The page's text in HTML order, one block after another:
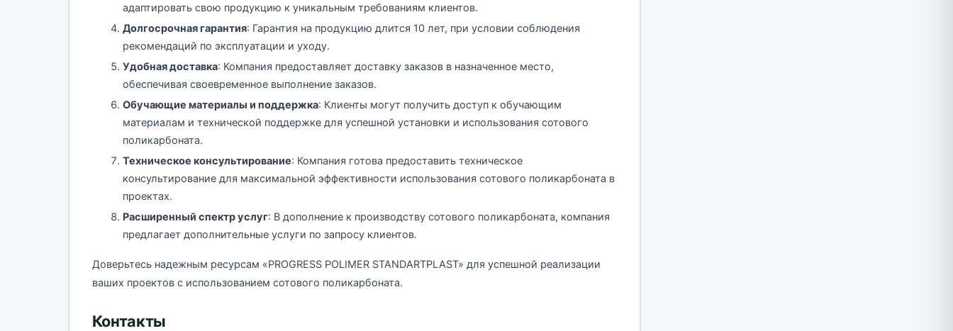
адаптировать свою продукцию к уникальным требованиям клиентов.
Долгосрочная гарантия: Гарантия на продукцию длится 10 лет, при условии соблюдения
рекомендаций по эксплуатации и уходу.
Удобная доставка: Компания предоставляет доставку заказов в назначенное место,
обеспечивая своевременное выполнение заказов.
Обучающие материалы и поддержка: Клиенты могут получить доступ к обучающим
материалам и технической поддержке для успешной установки и использования сотового
поликарбоната.
Техническое консультирование: Компания готова предоставить техническое
консультирование для максимальной эффективности использования сотового поликарбоната в
проектах.
Расширенный спектр услуг: В дополнение к производству сотового поликарбоната, компания
предлагает дополнительные услуги по запросу клиентов.
Доверьтесь надежным ресурсам «PROGRESS POLIMER STANDARTPLAST» для успешной реализации
ваших проектов с использованием сотового поликарбоната.
Контакты